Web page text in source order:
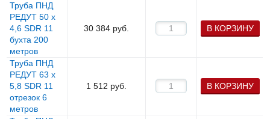
Труба ПНД
РЕДУТ 50 х
4,6 SDR 11
бухта 200
метров
30 384 руб. В КОРЗИНУ
Труба ПНД
РЕДУТ 63 х
5,8 SDR 11
отрезок 6
метров
1 512 руб. В КОРЗИНУ